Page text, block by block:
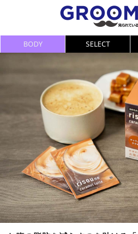
BODY SELECT